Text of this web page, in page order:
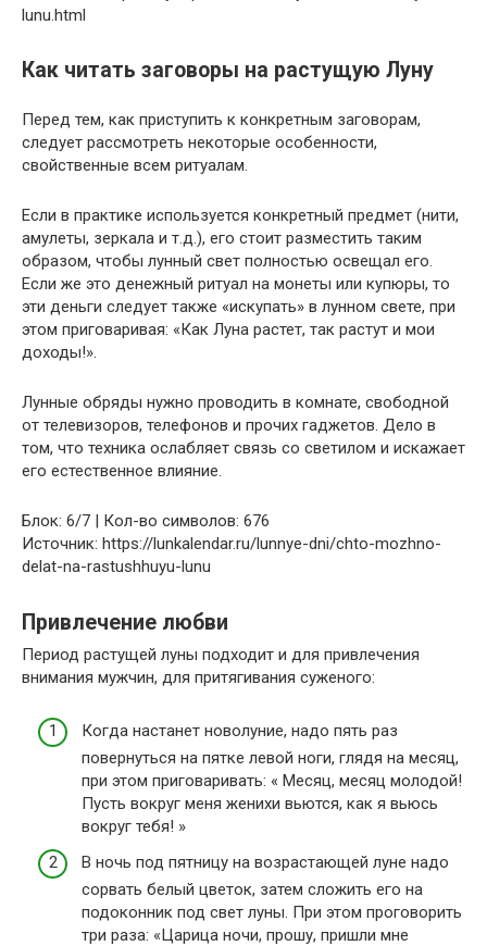
lunu.html
Как читать заговоры на растущую Луну
Перед тем, как приступить к конкретным заговорам,
следует рассмотреть некоторые особенности,
свойственные всем ритуалам.
Если в практике используется конкретный предмет (нити,
амулеты, зеркала и т.д.), его стоит разместить таким
образом, чтобы лунный свет полностью освещал его.
Если же это денежный ритуал на монеты или купюры, то
эти деньги следует также «искупать» в лунном свете, при
этом приговаривая: «Как Луна растет, так растут и мои
доходы!».
Лунные обряды нужно проводить в комнате, свободной
от телевизоров, телефонов и прочих гаджетов. Дело в
том, что техника ослабляет связь со светилом и искажает
его естественное влияние.
Блок: 6/7 | Кол-во символов: 676
Источник: https://lunkalendar.ru/lunnye-dni/chto-mozhno-
delat-na-rastushhuyu-lunu
Привлечение любви
Период растущей луны подходит и для привлечения
внимания мужчин, для притягивания суженого:
Когда настанет новолуние, надо пять раз
повернуться на пятке левой ноги, глядя на месяц,
при этом приговаривать: « Месяц, месяц молодой!
Пусть вокруг меня женихи вьются, как я вьюсь
вокруг тебя! »
В ночь под пятницу на возрастающей луне надо
сорвать белый цветок, затем сложить его на
подоконник под свет луны. При этом проговорить
три раза: «Царица ночи, прошу, пришли мне